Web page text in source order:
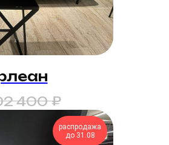
400 ₽
распродажа
до 31.08